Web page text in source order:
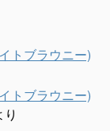
トブラウニー)
トブラウニー)
り